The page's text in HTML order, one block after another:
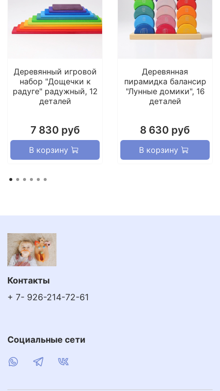
Деревянный игровой
набор "Дощечки к
радуге" радужный, 12
деталей
7 830 руб
В корзину
Деревянная
пирамидка балансир
"Лунные домики", 16
деталей
8 630 руб
В корзину
Контакты
+ 7- 926-214-72-61
Социальные сети